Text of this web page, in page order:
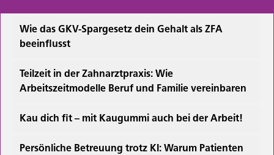
Wie das GKV-Spargesetz dein Gehalt als ZFA
beeinflusst
Teilzeit in der Zahnarztpraxis: Wie
Arbeitszeitmodelle Beruf und Familie vereinbaren
Kau dich fit – mit Kaugummi auch bei der Arbeit!
Persönliche Betreuung trotz KI: Warum Patienten